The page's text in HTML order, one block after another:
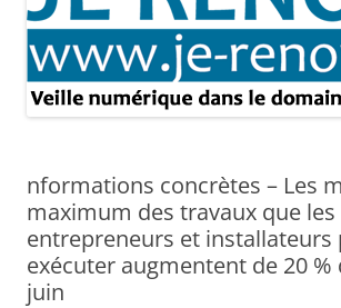
nformations concrètes – Les
maximum des travaux que les
entrepreneurs et installateurs
exécuter augmentent de 20 %
juin